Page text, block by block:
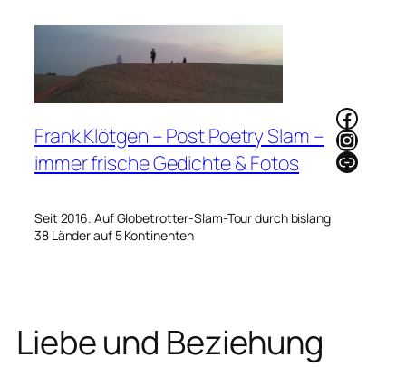
Frank Klötgen – Post Poetry Slam –
immer frische Gedichte & Fotos
Seit 2016. Auf Globetrotter-Slam-Tour durch bislang
38 Länder auf 5 Kontinenten
Link
Liebe und Beziehung